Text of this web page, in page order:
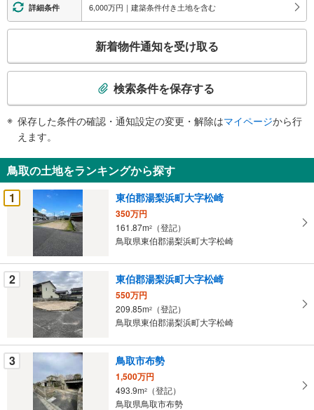
詳細条件 6,000万円｜建築条件付き土地を含む
検
知
を
受
け
条
件
ペ
ー
新着物件通知を受け取る
検索条件を保存する
保存した条件の確認・通知設定の変更・解除はマイページから行
えます。
鳥取の土地をランキングから探す
1
東伯郡湯梨浜町大字松崎
350万円
161.87m2
（登記）
鳥取県東伯郡湯梨浜町大字松崎
2 東伯郡湯梨浜町大字松崎
550万円
209.85m2
（登記）
鳥取県東伯郡湯梨浜町大字松崎
3 鳥取市布勢
1,500万円
493.9m2
（登記）
鳥取県鳥取市布勢